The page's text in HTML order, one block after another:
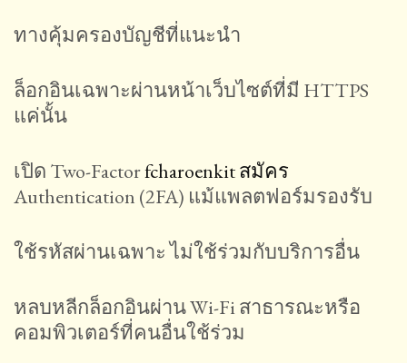
ทางคุ้มครองบัญชีที่แนะนำ
ล็อกอินเฉพาะผ่านหน้าเว็บไซต์ที่มี HTTPS
แค่นั้น
เปิด Two-Factorfcharoenkit สมัคร
Authentication (2FA) แม้แพลตฟอร์มรองรับ
ใช้รหัสผ่านเฉพาะ ไม่ใช้ร่วมกับบริการอื่น
หลบหลีกล็อกอินผ่าน Wi-Fi สาธารณะหรือ
คอมพิวเตอร์ที่คนอื่นใช้ร่วม